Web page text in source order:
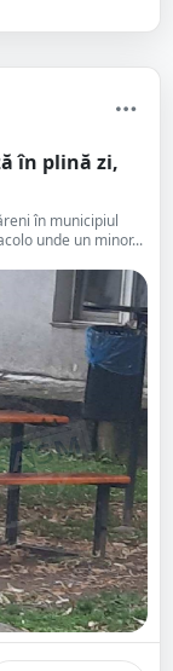
în plină zi,
în municipiul
unde un minor...